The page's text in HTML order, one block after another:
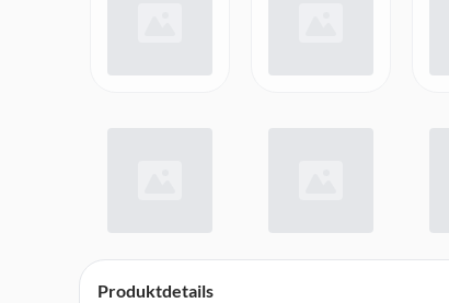
Produktdetails